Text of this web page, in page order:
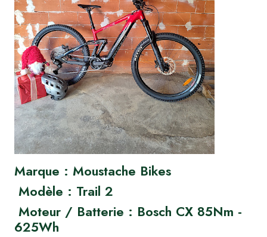
Marque : Moustache Bikes
Modèle : Trail 2
Moteur / Batterie : Bosch CX 85Nm -
625Wh